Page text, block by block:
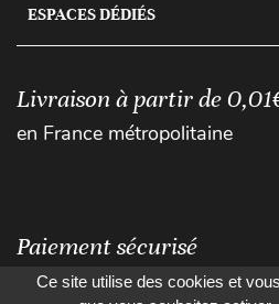
ESPACES DÉDIÉS
Livraison à partir de
en France métropolitaine
Paiement sécurisé
Ce site utilise des cookies et